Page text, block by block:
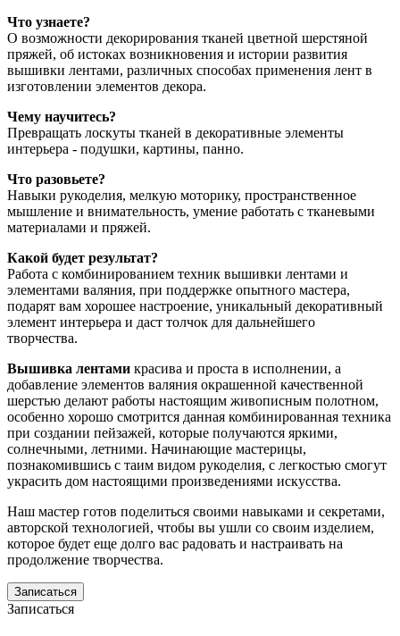
Что узнаете?
О возможности декорирования тканей цветной шерстяной
пряжей, об истоках возникновения и истории развития
вышивки лентами, различных способах применения лент в
изготовлении элементов декора.
Чему научитесь?
Превращать лоскуты тканей в декоративные элементы
интерьера - подушки, картины, панно.
Что разовьете?
Навыки рукоделия, мелкую моторику, пространственное
мышление и внимательность, умение работать с тканевыми
материалами и пряжей.
Какой будет результат?
Работа с комбинированием техник вышивки лентами и
элементами валяния, при поддержке опытного мастера,
подарят вам хорошее настроение, уникальный декоративный
элемент интерьера и даст толчок для дальнейшего
творчества.
Вышивка лентами красива и проста в исполнении, а
добавление элементов валяния окрашенной качественной
шерстью делают работы настоящим живописным полотном,
особенно хорошо смотрится данная комбинированная техника
при создании пейзажей, которые получаются яркими,
солнечными, летними. Начинающие мастерицы,
познакомившись с таим видом рукоделия, с легкостью смогут
украсить дом настоящими произведениями искусства.
Наш мастер готов поделиться своими навыками и секретами,
авторской технологией, чтобы вы ушли со своим изделием,
которое будет еще долго вас радовать и настраивать на
продолжение творчества.
Записаться
Записаться